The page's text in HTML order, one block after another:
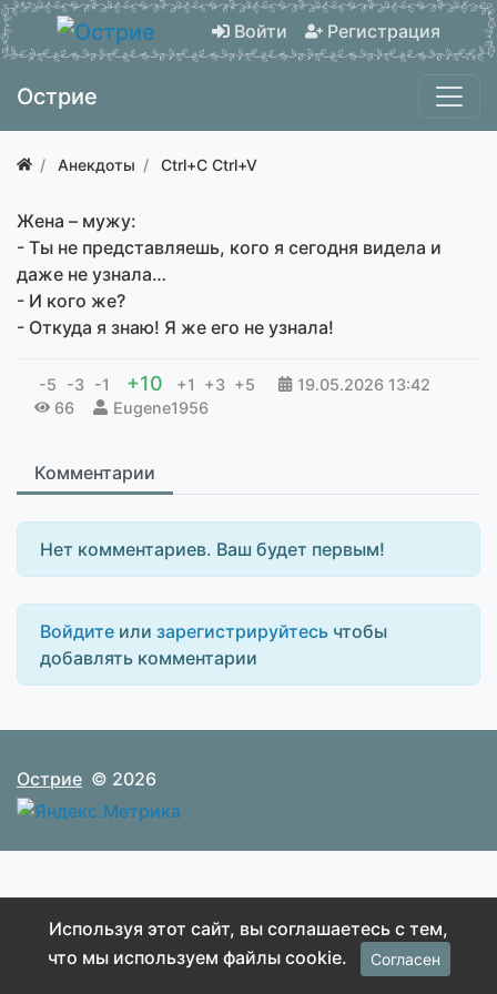
Войти Регистрация
Острие
Анекдоты Ctrl+C Ctrl+V
Жена – мужу:
- Ты не представляешь, кого я сегодня видела и
даже не узнала…
- И кого же?
- Откуда я знаю! Я же его не узнала!
-5 -3 -1 +10 +1 +3 +5 19.05.2026 13:42
66
Eugene1956
Комментарии
Нет комментариев. Ваш будет первым!
Войдите или зарегистрируйтесь чтобы
добавлять комментарии
Острие © 2026
Используя этот сайт, вы соглашаетесь с тем,
что мы используем файлы cookie.
Согласен